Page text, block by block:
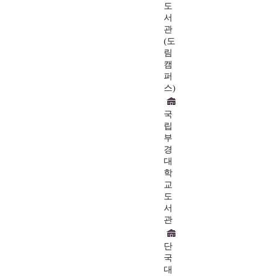
도
서
관
(도
림
캠
퍼
스)
국
립
부
경
대
학
교
도
서
관
단
국
대